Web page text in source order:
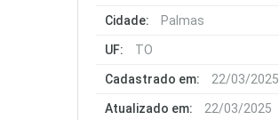
Cidade: Palmas
UF: TO
Cadastrado em: 22/03/2025
Atualizado em: 22/03/2025